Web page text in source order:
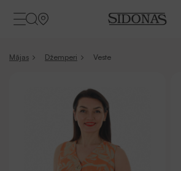
Mājas Džemperi Veste